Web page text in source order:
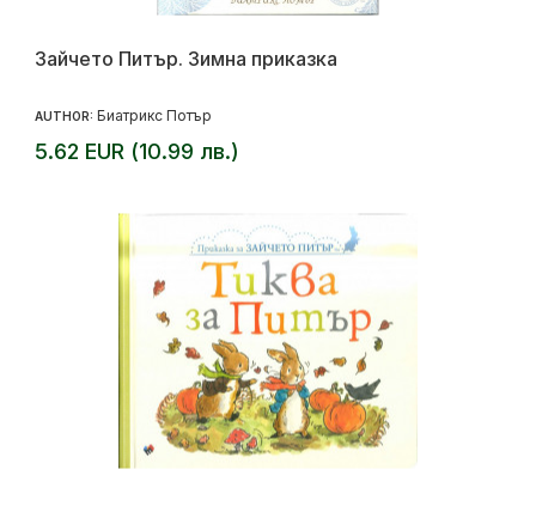
Зайчето Питър. Зимна приказка
AUTHOR: Биатрикс Потър
5.62 EUR (10.99 лв.)